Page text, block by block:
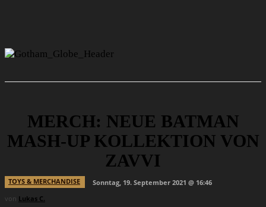
MERCH: NEUE BATMAN
MASH-UP KOLLEKTION VON
ZAVVI
TOYS & MERCHANDISE
Sonntag, 19. September 2021 @ 16:46
von Lukas C.